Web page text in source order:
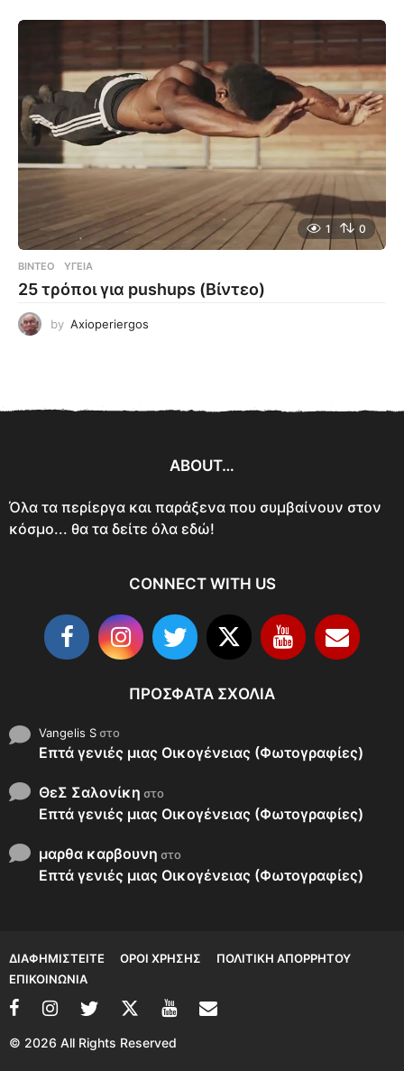
1 0
ΒΊΝΤΕΟ ΥΓΕΊΑ
25 τρόποι για pushups (Βίντεο)
by Axioperiergos
ABOUT…
Όλα τα περίεργα και παράξενα που συμβαίνουν στον
κόσμο... θα τα δείτε όλα εδώ!
CONNECT WITH US
ΠΡΌΣΦΑΤΑ ΣΧΌΛΙΑ
Vangelis Sστο
Επτά γενιές μιας Οικογένειας (Φωτογραφίες)
ΘεΣ Σαλονίκη στο
Επτά γενιές μιας Οικογένειας (Φωτογραφίες)
μαρθα καρβουνη στο
Επτά γενιές μιας Οικογένειας (Φωτογραφίες)
ΔΙΑΦΗΜΙΣΤΕΊΤΕ ΌΡΟΙ ΧΡΉΣΗΣ
ΠΟΛΙΤΙΚΉ ΑΠΟΡΡΉΤΟΥ
ΕΠΙΚΟΙΝΩΝΊΑ
© 2026 All Rights Reserved